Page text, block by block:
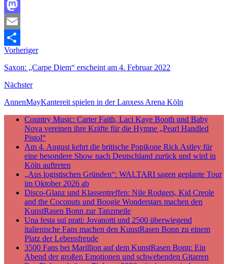
Facebook
Mastodon
Email
Teilen
Vorheriger
Saxon: „Carpe Diem“ erscheint am 4. Februar 2022
Nächster
AnnenMayKantereit spielen in der Lanxess Arena Köln
Country Music: Carter Faith, Laci Kaye Booth und Baby
Nova vereinen ihre Kräfte für die Hymne „Pearl Handled
Pistol“
Am 4. August kehrt die britische Popikone Rick Astley für
eine besondere Show nach Deutschland zurück und wird in
Köln auftreten
„Aus logistischen Gründen“: WALTARI sagen geplante Tour
im Oktober 2026 ab
Disco-Glanz und Klassentreffen: Nile Rodgers, Kid Creole
and the Coconuts und Boogie Wonderstars machen den
KunstRasen Bonn zur Tanzmeile
Una festa sui prati: Jovanotti und 2500 überwiegend
italienische Fans machen den KunstRasen Bonn zu einem
Platz der Lebensfreude
3500 Fans bei Marillion auf dem KunstRasen Bonn: Ein
Abend der großen Emotionen und schwebenden Gitarren